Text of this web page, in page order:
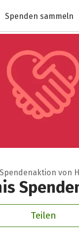
Spendenplattform
Spenden sammeln
von
Teilen